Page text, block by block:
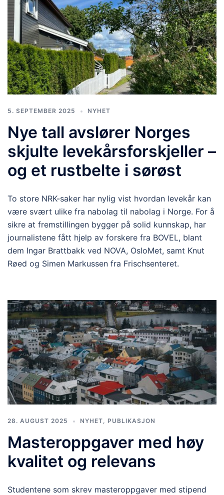
5. SEPTEMBER 2025 NYHET
Nye tall avslører Norges
skjulte levekårsforskjeller –
og et rustbelte i sørøst
To store NRK-saker har nylig vist hvordan levekår kan
være svært ulike fra nabolag til nabolag i Norge. For å
sikre at fremstillingen bygger på solid kunnskap, har
journalistene fått hjelp av forskere fra BOVEL, blant
dem Ingar Brattbakk ved NOVA, OsloMet, samt Knut
Røed og Simen Markussen fra Frischsenteret.
28. AUGUST 2025 NYHET, PUBLIKASJON
Masteroppgaver med høy
kvalitet og relevans
Studentene som skrev masteroppgaver med stipend